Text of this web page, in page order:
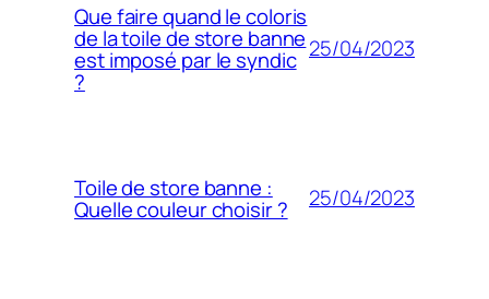
Que faire quand le coloris
de la toile de store banne
est imposé par le syndic
?
25/04/2023
Toile de store banne :
Quelle couleur choisir ? 25/04/2023